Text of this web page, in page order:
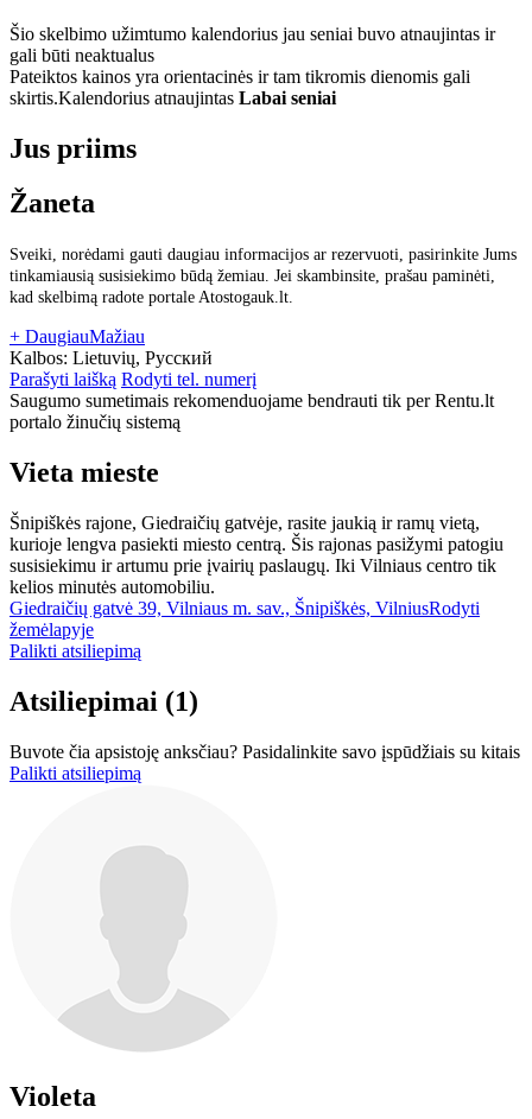
Šio skelbimo užimtumo kalendorius jau seniai buvo atnaujintas ir
gali būti neaktualus
Pateiktos kainos yra orientacinės ir tam tikromis dienomis gali
skirtis.Kalendorius atnaujintas Labai seniai
Jus priims
Žaneta
Sveiki, norėdami gauti daugiau informacijos ar rezervuoti, pasirinkite Jums
tinkamiausią susisiekimo būdą žemiau. Jei skambinsite, prašau paminėti,
kad skelbimą radote portale Atostogauk.lt.
+ DaugiauMažiau
Kalbos: Lietuvių, Русский
Parašyti laišką Rodyti tel. numerį
Saugumo sumetimais rekomenduojame bendrauti tik per Rentu.lt
portalo žinučių sistemą
Vieta mieste
Šnipiškės rajone, Giedraičių gatvėje, rasite jaukią ir ramų vietą,
kurioje lengva pasiekti miesto centrą. Šis rajonas pasižymi patogiu
susisiekimu ir artumu prie įvairių paslaugų. Iki Vilniaus centro tik
kelios minutės automobiliu.
Giedraičių gatvė 39, Vilniaus m. sav., Šnipiškės, VilniusRodyti
žemėlapyje
Palikti atsiliepimą
Atsiliepimai (1)
Buvote čia apsistoję anksčiau? Pasidalinkite savo įspūdžiais su kitais
Palikti atsiliepimą
Violeta